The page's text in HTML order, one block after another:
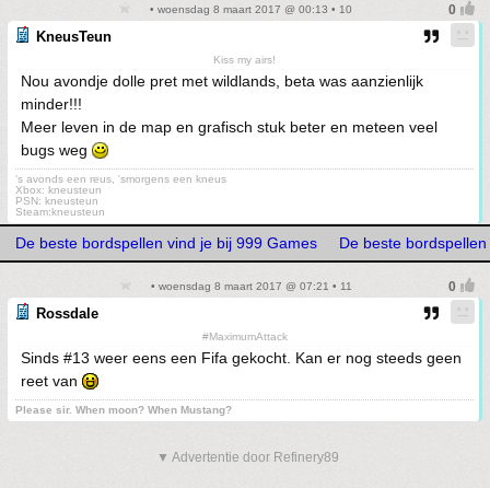
• woensdag 8 maart 2017 @ 00:13 • 10
KneusTeun
Kiss my airs!
Nou avondje dolle pret met wildlands, beta was aanzienlijk
minder!!!
Meer leven in de map en grafisch stuk beter en meteen veel
bugs weg
's avonds een reus, 'smorgens een kneus
Xbox: kneusteun
PSN: kneusteun
Steam:kneusteun
De beste bordspellen vind je bij 999 Games De beste
• woensdag 8 maart 2017 @ 07:21 • 11
Rossdale
#MaximumAttack
Sinds #13 weer eens een Fifa gekocht. Kan er nog steeds geen
reet van
Please sir. When moon? When Mustang?
▼ Advertentie door Refinery89